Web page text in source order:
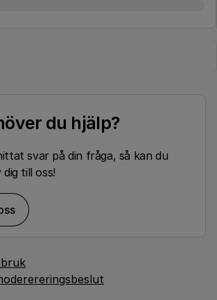
du hjälp?
svar på din fråga, så kan du
till oss!